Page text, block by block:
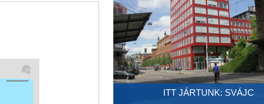
ITT JÁRTUNK: SVÁJC